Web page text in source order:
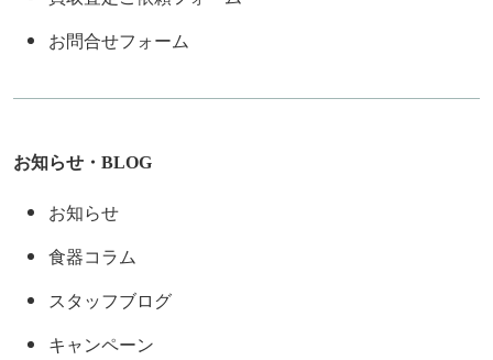
お問合せフォーム
お知らせ・BLOG
お知らせ
食器コラム
スタッフブログ
キャンペーン